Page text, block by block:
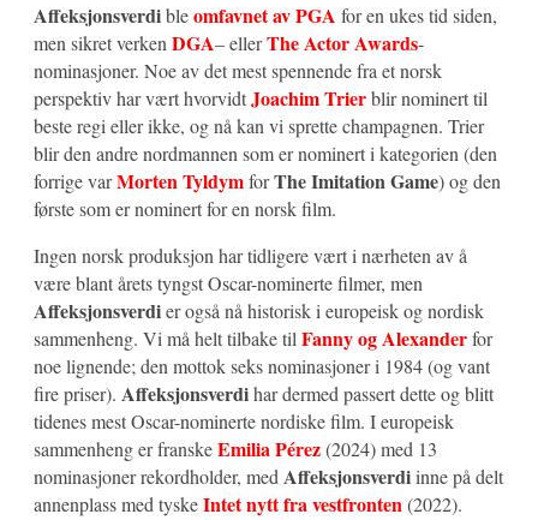
Affeksjonsverdibleomfavnet av PGA for en ukes tid siden,
men sikret verken DGA– ellerThe Actor Awards-
nominasjoner. Noe av det mest spennende fra et norsk
perspektiv har vært hvorvidtJoachim Trierblir nominert til
beste regi eller ikke, og nå kan vi sprette champagnen. Trier
blir den andre nordmannen som er nominert i kategorien (den
forrige varMorten TyldymforThe Imitation Game) og den
første som er nominert for en norsk film.
Ingen norsk produksjon har tidligere vært i nærheten av å
være blant årets tyngst Oscar-nominerte filmer, men
Affeksjonsverdier også nå historisk i europeisk og nordisk
sammenheng. Vi må helt tilbake til Fanny og Alexanderfor
noe lignende; den mottok seks nominasjoner i 1984 (og vant
fire priser). Affeksjonsverdihar dermed passert dette og blitt
tidenes mest Oscar-nominerte nordiske film. I europeisk
sammenheng er franskeEmilia Pérez(2024) med 13
nominasjoner rekordholder, med Affeksjonsverdiinne på delt
annenplass med tyskeIntet nytt fra vestfronten(2022).